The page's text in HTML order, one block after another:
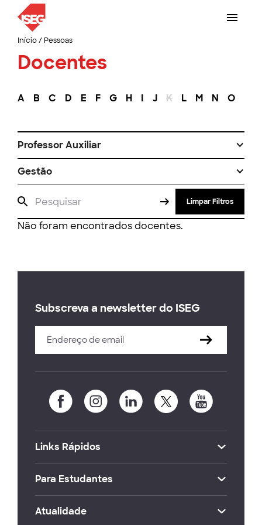
Início/ Pessoas
Docentes
A B C D E F G H I J K L M N O
Professor Auxiliar
Gestão
Limpar Filtros
Não foram encontrados docentes.
Subscreva a newsletter do ISEG
Links Rápidos
Para Estudantes
Atualidade